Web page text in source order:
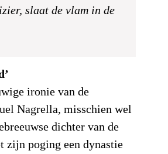
slaat de vlam in de
ironie van de
Nagrella, misschien wel
dichter van de
zijn poging een dynastie